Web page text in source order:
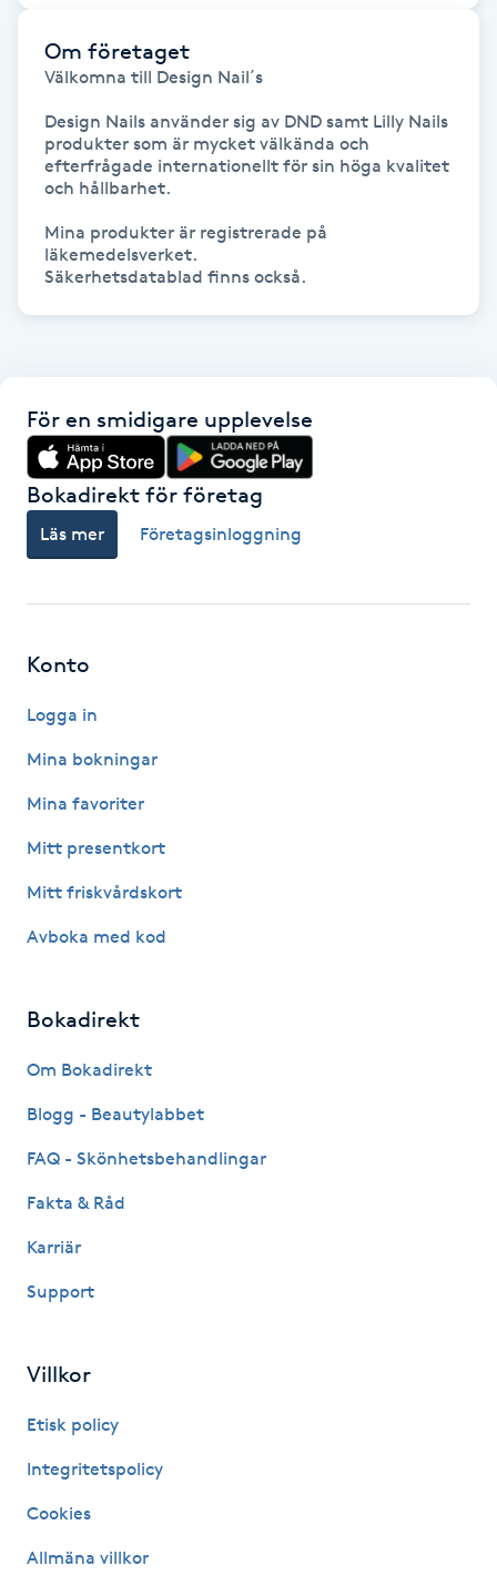
Hollywood Peel
Hot Stone Massage
Hot yoga
Hudföryngring
Huduppstramning
Hyaluronsyra
Hyperhidros
Hypnos
Hårbottenbehandling
Hårvård
Hälsprickor
Idrottsmassage
IPL
IR-massage
Japansk massage
K18
Katun fransar
Kemisk peeling
Keratinbehandling
Om företaget
Välkomna till Design Nail´s
Design Nails använder sig av DND samt Lilly Nails
produkter som är mycket välkända och
efterfrågade internationellt för sin höga kvalitet
och hållbarhet.
Mina produkter är registrerade på
läkemedelsverket.
Säkerhetsdatablad finns också.
För en smidigare upplevelse
Bokadirekt för företag
Läs mer Företagsinloggning
Konto
Logga in
Mina bokningar
Mina favoriter
Mitt presentkort
Mitt friskvårdskort
Avboka med kod
Bokadirekt
Om Bokadirekt
Blogg - Beautylabbet
FAQ - Skönhetsbehandlingar
Fakta & Råd
Karriär
Support
Villkor
Etisk policy
Integritetspolicy
Cookies
Allmäna villkor